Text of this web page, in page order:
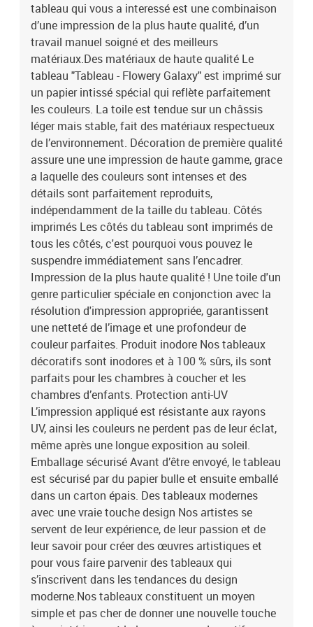
chaque goût. Notre offre comprend entre autres des natures
mortes, des paysages, des tableaux modernes pour le salon, des
tableaux abstraits, des reproductions de tableaux d’artistes
connus, des cartes du monde, des tableaux déco industrielle et
beaucoup d’autres.Le tableau est une décoration qui attire les
regards, indépendamment de la pièce dans laquelle il se trouve.
Parmi nos propositions, vous trouverez de grands tableaux pour le
salon, des tableaux majestueux pour les bureaux, des tableaux
apaisants pour les chambres à coucher, des tableaux qui
personnalisent l’intérieur et qui créent une ambiance unique, des
tableaux joyeux pour les chambres d’enfant, etc. Le tableau peut
également décorer les murs dans des endroits moins évidents
comme la cuisine, la salle de bains ou le couloir. Indépendamment
de la pièce où il se trouve, le tableau mural lui donnera un
caractère unique et créera une ambiance cosy pour tous les
habitants et invités. Le tableau est aussi un cadeau original pour
des occasions telles que :les anniversaires,le mariage comme
symbole d’une nouvelle vie,les pendaisons de crémaillère,Noël,la
Saint-Valentin,itp.Laissez le tableau "Tableau - Flowery Galaxy"
changer votre maison et celles de vos proches !
tableau qui vous a interessé est une combinaison
d’une impression de la plus haute qualité, d’un
travail manuel soigné et des meilleurs
matériaux.Des matériaux de haute qualité Le
tableau "Tableau - Flowery Galaxy" est imprimé sur
un papier intissé spécial qui reflète parfaitement
les couleurs. La toile est tendue sur un châssis
léger mais stable, fait des matériaux respectueux
de l’environnement. Décoration de première qualité
assure une une impression de haute gamme, grace
a laquelle des couleurs sont intenses et des
détails sont parfaitement reproduits,
indépendamment de la taille du tableau. Côtés
imprimés Les côtés du tableau sont imprimés de
tous les côtés, c'est pourquoi vous pouvez le
suspendre immédiatement sans l’encadrer.
Impression de la plus haute qualité ! Une toile d'un
genre particulier spéciale en conjonction avec la
résolution d'impression appropriée, garantissent
une netteté de l’image et une profondeur de
couleur parfaites. Produit inodore Nos tableaux
décoratifs sont inodores et à 100 % sûrs, ils sont
parfaits pour les chambres à coucher et les
chambres d’enfants. Protection anti-UV
L’impression appliqué est résistante aux rayons
UV, ainsi les couleurs ne perdent pas de leur éclat,
même après une longue exposition au soleil.
Emballage sécurisé Avant d’être envoyé, le tableau
est sécurisé par du papier bulle et ensuite emballé
dans un carton épais. Des tableaux modernes
avec une vraie touche design Nos artistes se
servent de leur expérience, de leur passion et de
leur savoir pour créer des œuvres artistiques et
pour vous faire parvenir des tableaux qui
s’inscrivent dans les tendances du design
moderne.Nos tableaux constituent un moyen
simple et pas cher de donner une nouvelle touche